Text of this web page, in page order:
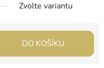
Zvolte variantu
DO KOŠÍKU